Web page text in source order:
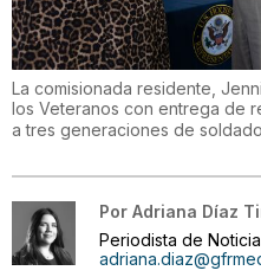
La comisionada residente,
los Veteranos con entrega de
a tres generaciones de
Por Adriana Díaz
Periodista de